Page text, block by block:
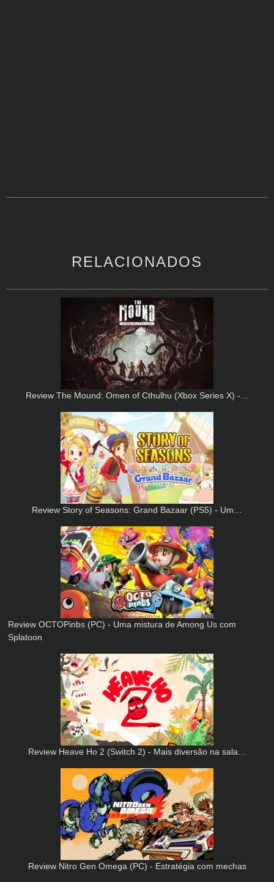
RELACIONADOS
Review The Mound: Omen of Cthulhu (Xbox Series X) -…
Review Story of Seasons: Grand Bazaar (PS5) - Um…
Review OCTOPinbs (PC) - Uma mistura de Among Us com
Splatoon
Review Heave Ho 2 (Switch 2) - Mais diversão na sala…
Review Nitro Gen Omega (PC) - Estratégia com mechas